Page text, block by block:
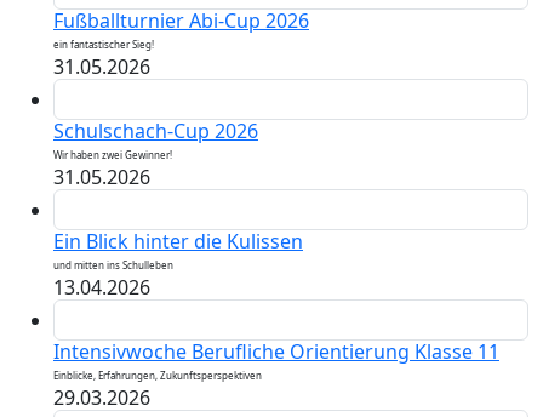
Fußballturnier Abi-Cup 2026
ein fantastischer Sieg!
31.05.2026
Schulschach-Cup 2026
Wir haben zwei Gewinner!
31.05.2026
Ein Blick hinter die Kulissen
und mitten ins Schulleben
13.04.2026
Intensivwoche Berufliche Orientierung Klasse 11
Einblicke, Erfahrungen, Zukunftsperspektiven
29.03.2026